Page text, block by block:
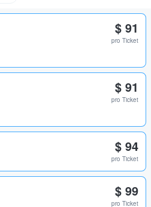
$ 91
pro Ticket
$ 91
pro Ticket
$ 94
pro Ticket
$ 99
pro Ticket